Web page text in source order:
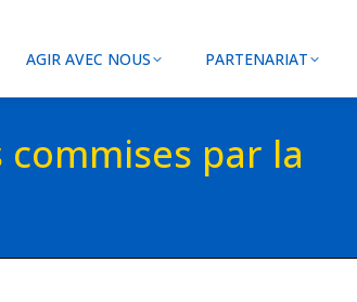
AGIR AVEC NOUS PARTENARIAT
par la